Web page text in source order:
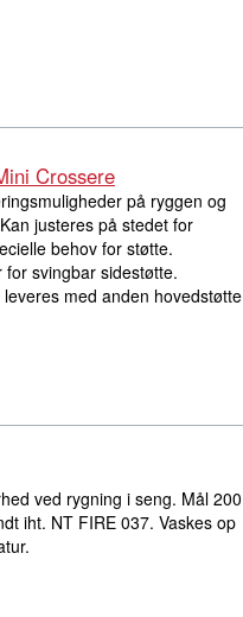
Crossere
på ryggen og
justeres på stedet for
behov for støtte.
svingbar sidestøtte.
med anden hovedstøtte
ved rygning i seng. Mål 200
iht. NT FIRE 037. Vaskes op